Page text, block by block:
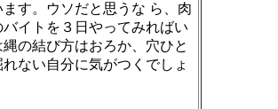
す。ウソだと思うな ら、肉
イトを３日やってみればい
の結び方はおろか、穴ひと
ない自分に気がつくでしょ